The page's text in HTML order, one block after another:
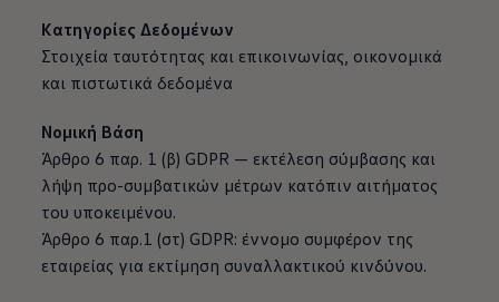
Κατηγορίες Δεδομένων
Στοιχεία ταυτότητας και επικοινωνίας, οικονομικά
και πιστωτικά δεδομένα
Νομική Βάση
Άρθρο 6 παρ. 1 (β) GDPR — εκτέλεση σύμβασης και
λήψη προ-συμβατικών μέτρων κατόπιν αιτήματος
του υποκειμένου.
Άρθρο 6 παρ.1 (στ) GDPR: έννομο συμφέρον της
εταιρείας για εκτίμηση συναλλακτικού κινδύνου.